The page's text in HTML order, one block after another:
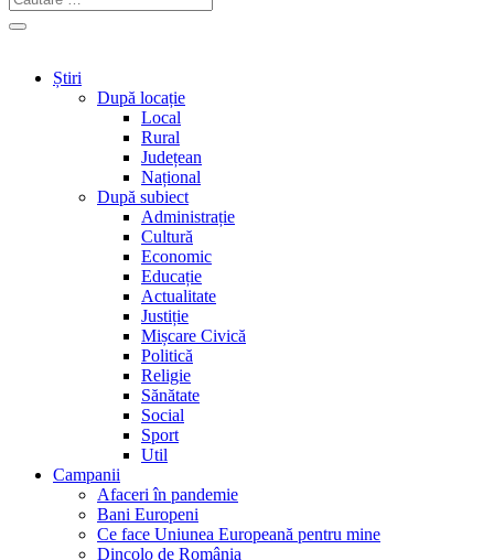
Știri
După locație
Local
Rural
Județean
Național
După subiect
Administrație
Cultură
Economic
Educație
Actualitate
Justiție
Mișcare Civică
Politică
Religie
Sănătate
Social
Sport
Util
Campanii
Afaceri în pandemie
Bani Europeni
Ce face Uniunea Europeană pentru mine
Dincolo de România